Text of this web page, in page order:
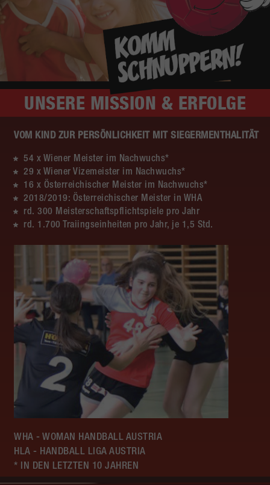
UNSERE MISSION & ERFOLGE
VOM KIND ZUR PERSÖNLICHKEIT MIT SIEGERMENTHALITÄT
54 x Wiener Meister im Nachwuchs*
29 x Wiener Vizemeister im Nachwuchs*
16 x Österreichischer Meister im Nachwuchs*
2018/2019: Österreichischer Meister in WHA
rd. 300 Meisterschaftspflichtspiele pro Jahr
rd. 1.700 Traiingseinheiten pro Jahr, je 1,5 Std.
WHA - WOMAN HANDBALL AUSTRIA
HLA - HANDBALL LIGA AUSTRIA
* IN DEN LETZTEN 10 JAHREN